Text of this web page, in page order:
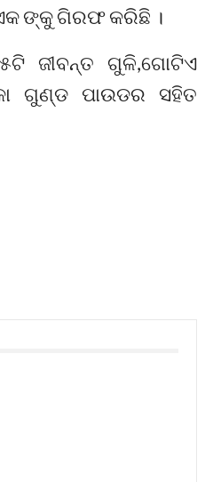
ଙ୍କୁ ଗିରଫ କରିଛି ।
ଜୀବନ୍ତ ଗୁଳି,ଗୋଟିଏ
ଗୁଣ୍ଡ ପାଉଡର ସହିତ